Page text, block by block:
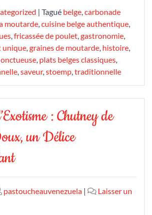
| Tagué belge carbonade
moutarde cuisine belge authentique
fricassée de poulet gastronomie
unique graines de moutarde histoire
onctueuse plats belges classiques
saveur, stoemp traditionnelle
: Chutney de
un Délice
pastoucheauvenezuela |
Laisser un